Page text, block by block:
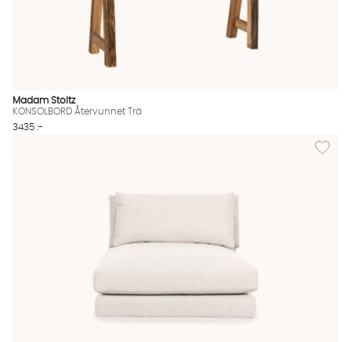
Madam Stoltz
KONSOLBORD Återvunnet Trä
3435 :-
Lägg